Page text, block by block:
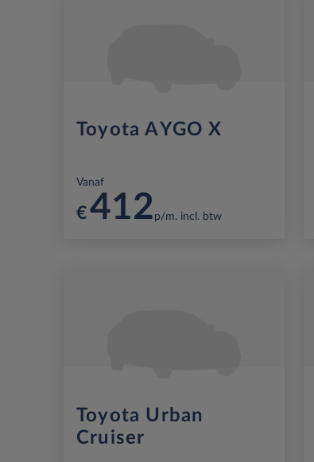
Toyota AYGO X
Vanaf
€412 p/m. incl. btw
Toyota Urban
Cruiser